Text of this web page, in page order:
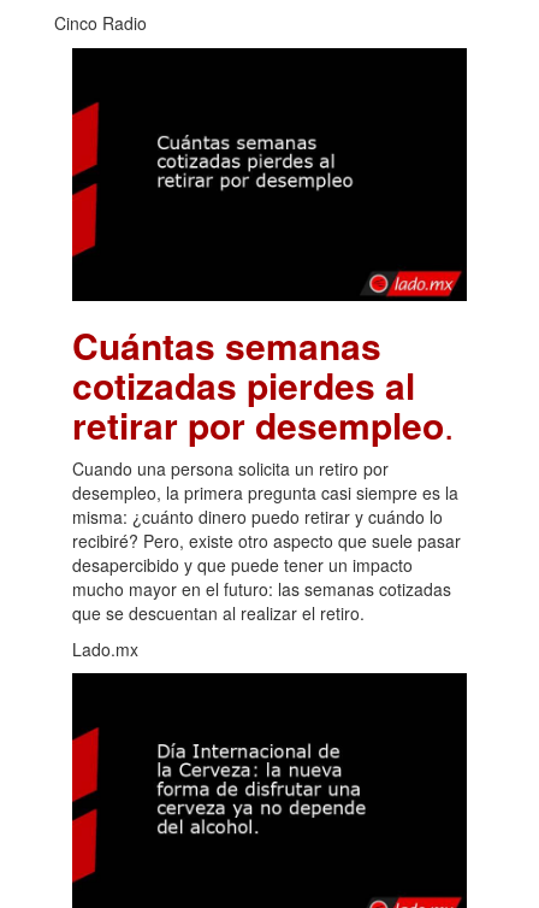
Cinco Radio
Cuántas semanas
cotizadas pierdes al
retirar por desempleo.
Cuando una persona solicita un retiro por
desempleo, la primera pregunta casi siempre es la
misma: ¿cuánto dinero puedo retirar y cuándo lo
recibiré? Pero, existe otro aspecto que suele pasar
desapercibido y que puede tener un impacto
mucho mayor en el futuro: las semanas cotizadas
que se descuentan al realizar el retiro.
Lado.mx